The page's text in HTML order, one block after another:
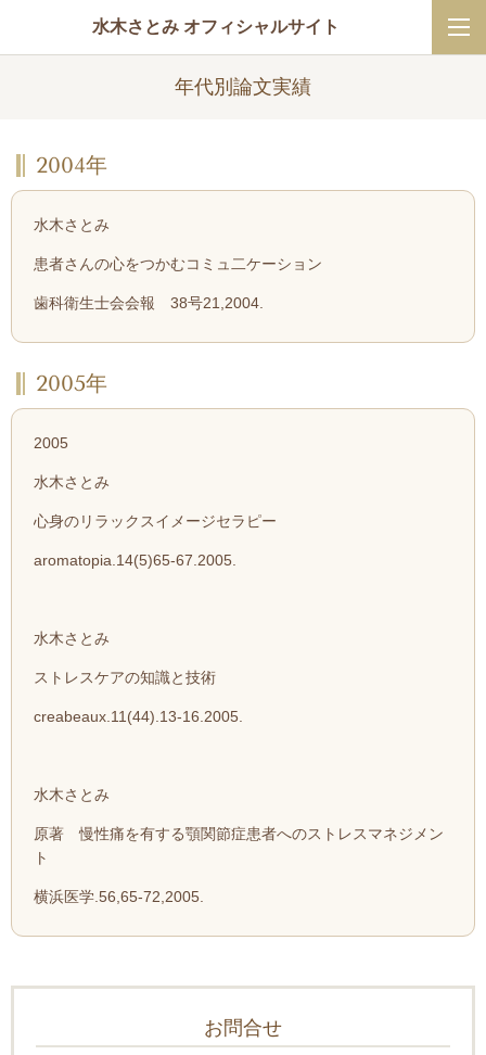
水木さとみ オフィシャルサイト
年代別論文実績
2004年
水木さとみ
患者さんの心をつかむコミュ二ケーション
歯科衛生士会会報 38号21,2004.
2005年
2005
水木さとみ
心身のリラックスイメージセラピー
aromatopia.14(5)65-67.2005.
水木さとみ
ストレスケアの知識と技術
creabeaux.11(44).13-16.2005.
水木さとみ
原著 慢性痛を有する顎関節症患者へのストレスマネジメン
ト
横浜医学.56,65-72,2005.
お問合せ